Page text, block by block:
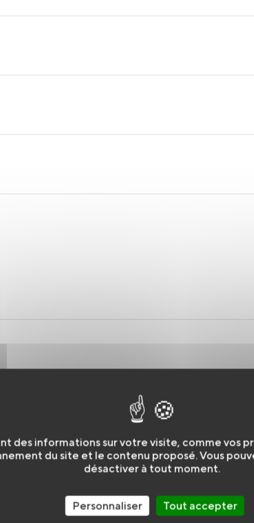
des informations sur votre visite, comme vos
du site et le contenu proposé. Vous
désactiver à tout moment.
Tout accepter
Personnaliser